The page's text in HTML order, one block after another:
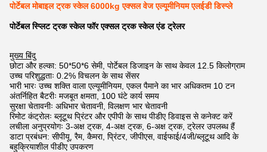
पोर्टेबल मोबाइल ट्रक स्केल 6000kg एक्सल वेज एल्यूमीनियम एलईडी डिस्प्ले
पोर्टेबल स्प्लिट ट्रक स्केल फॉर एक्सल ट्रक स्केल एंड ट्रेलर
मुख्य बिंदु
छोटा और हल्का: 50*50*6 सेमी, पोर्टेबल डिजाइन के साथ केवल 12.5 किलोग्राम
उच्च परिशुद्धताः 0.2% विचलन के साथ सेंसर
भारी भारः उच्च शक्ति वाला एल्यूमीनियम, एकल पैमाने का भार अधिकतम 10 टन
अंतर्निहित बैटरीः मजबूत क्षमता, 100 घंटे कार्य समय
सुरक्षा चेतावनीः अधिभार चेतावनी, विलक्षण भार चेतावनी
रिमोट कंट्रोलः ब्लूटूथ प्रिंटर और एपीपी के साथ पीडीए डिवाइस से कनेक्ट करें
लचीला अनुप्रयोगः 3-अक्ष ट्रक, 4-अक्ष ट्रक, 6-अक्ष ट्रक, ट्रेलर उपलब्ध हैं
डाटा प्रबंधन: सीपीयू, रैम, कैमरा, प्रिंटर, जीपीएस, वाईफाई/4जी/ब्लूटूथ आदि के
बहुक्रियाशील पीडीए उपकरण